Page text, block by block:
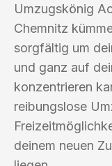
Umzugskönig
Chemnitz
sorgfältig um
und ganz auf
konzentrieren
reibungslose
deinem neuen